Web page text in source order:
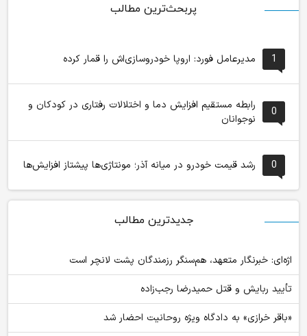
پربحث‌ترین مطالب
1 مدیرعامل فورد: اروپا خودروسازی‌اش را قمار کرده
0
رابطه مستقیم افزایش دما و اختلالات رفتاری در کودکان و
نوجوانان
0 رشد قیمت خودرو در میانه آذر؛ مونتاژی‌ها پیشتاز افزایش‌ها
جدیدترین مطالب
اژه‌ای: خبرنگار متعهد، هم‌سنگر رزمندگان پشت لانچر است
تأیید ربایش و قتل حمیدرضا رجب‌زاده
«باقر خرازی» به دادگاه ویژه روحانیت احضار شد